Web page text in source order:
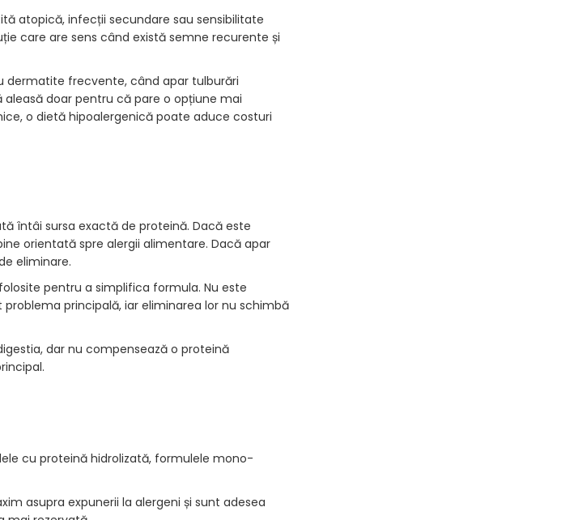
atopică, infecții secundare sau sensibilitate
care are sens când există semne recurente și
dermatite frecvente, când apar tulburări
doar pentru că pare o opțiune mai
o dietă hipoalergenică poate aduce costuri
întâi sursa exactă de proteină. Dacă este
orientată spre alergii alimentare. Dacă apar
eliminare.
pentru a simplifica formula. Nu este
principală, iar eliminarea lor nu schimbă
dar nu compensează o proteină
cu proteină hidrolizată, formulele mono-
asupra expunerii la alergeni și sunt adesea